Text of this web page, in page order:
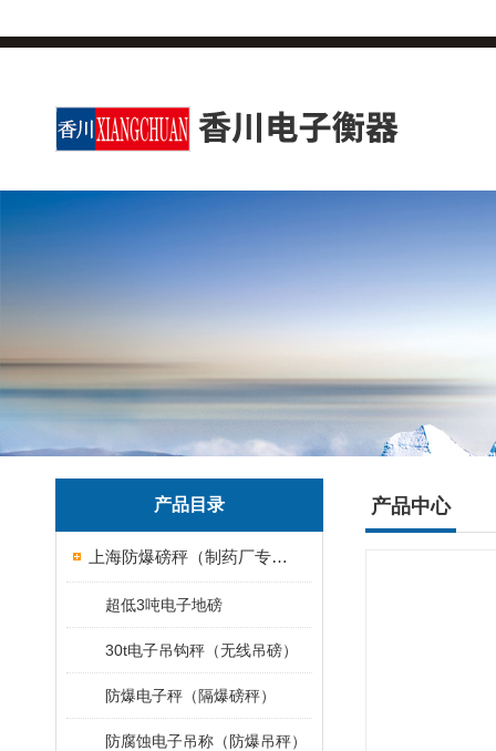
产品目录
上海防爆磅秤（制药厂专用）
超低3吨电子地磅
30t电子吊钩秤（无线吊磅）
防爆电子秤（隔爆磅秤）
防腐蚀电子吊称（防爆吊秤）
产品中心